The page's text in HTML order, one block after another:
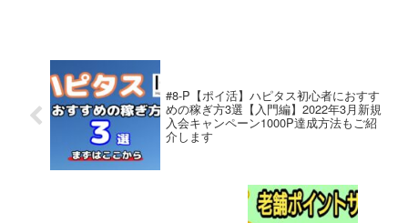
#8-P【ポイ活】ハピタス初心者におすす
めの稼ぎ方3選【入門編】2022年3月新規
入会キャンペーン1000P達成方法もご紹
介します